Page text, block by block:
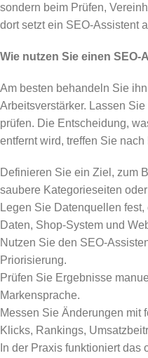
sondern beim Prüfen,
dort setzt ein SEO-Assistent
Wie nutzen Sie einen
Am besten behandeln Sie
Arbeitsverstärker. Lassen
prüfen. Die Entscheidung,
entfernt wird, treffen Sie
Definieren Sie ein Ziel, zum
saubere Kategorieseiten
Legen Sie Datenquellen
Daten, Shop-System und
Nutzen Sie den SEO-
Priorisierung.
Prüfen Sie Ergebnisse
Markensprache.
Messen Sie Änderungen mit
Klicks, Rankings,
In der Praxis funktioniert das